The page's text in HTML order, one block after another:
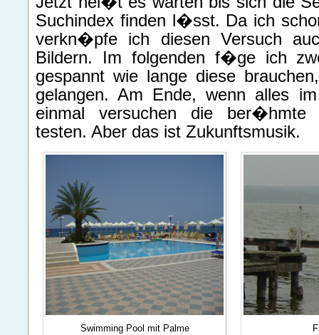
Suchindex finden l�sst. Da ich
verkn�pfe ich diesen Versuch
Bildern. Im folgenden f�ge ich
gespannt wie lange diese
gelangen. Am Ende, wenn alles
einmal versuchen die ber�hmte
testen. Aber das ist Zukunftsmusik.
Swimming Pool mit Palme